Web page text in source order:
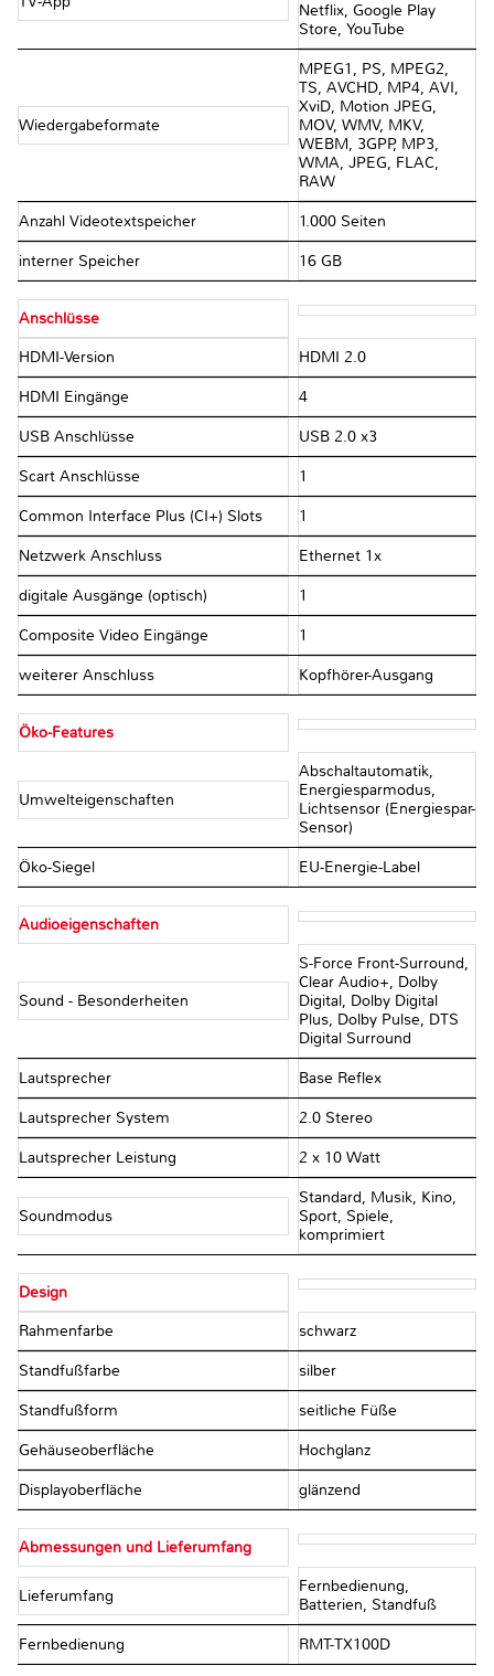
Netflix, Google Play
Store, YouTube
Wiedergabeformate
MPEG1, PS, MPEG2,
TS, AVCHD, MP4, AVI,
XviD, Motion JPEG,
MOV, WMV, MKV,
WEBM, 3GPP, MP3,
WMA, JPEG, FLAC,
RAW
Anzahl Videotextspeicher 1.000 Seiten
interner Speicher 16 GB
Anschlüsse
HDMI-Version HDMI 2.0
HDMI Eingänge 4
USB Anschlüsse USB 2.0 x3
Scart Anschlüsse 1
Common Interface Plus (CI+) Slots 1
Netzwerk Anschluss Ethernet 1x
digitale Ausgänge (optisch) 1
Composite Video Eingänge 1
weiterer Anschluss Kopfhörer-Ausgang
Öko-Features
Umwelteigenschaften
Abschaltautomatik,
Energiesparmodus,
Lichtsensor (Energiespar-
Sensor)
Öko-Siegel EU-Energie-Label
Audioeigenschaften
Sound - Besonderheiten
S-Force Front-Surround,
Clear Audio+, Dolby
Digital, Dolby Digital
Plus, Dolby Pulse, DTS
Digital Surround
Lautsprecher Base Reflex
Lautsprecher System 2.0 Stereo
Lautsprecher Leistung 2 x 10 Watt
Soundmodus
Standard, Musik, Kino,
Sport, Spiele,
komprimiert
Design
Rahmenfarbe schwarz
Standfußfarbe silber
Standfußform seitliche Füße
Gehäuseoberfläche Hochglanz
Displayoberfläche glänzend
Abmessungen und Lieferumfang
Lieferumfang
Fernbedienung,
Batterien, Standfuß
Fernbedienung RMT-TX100D